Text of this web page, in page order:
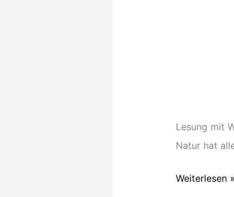
Lesung mit
Natur hat
Weiterlesen »